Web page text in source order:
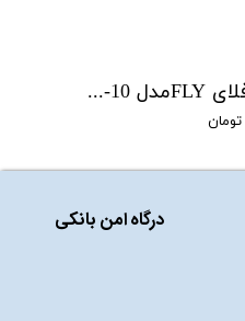
پمپ آبگرمکن 90وات فلای FLYمدل CL12GRS-10
درگاه امن بانکی